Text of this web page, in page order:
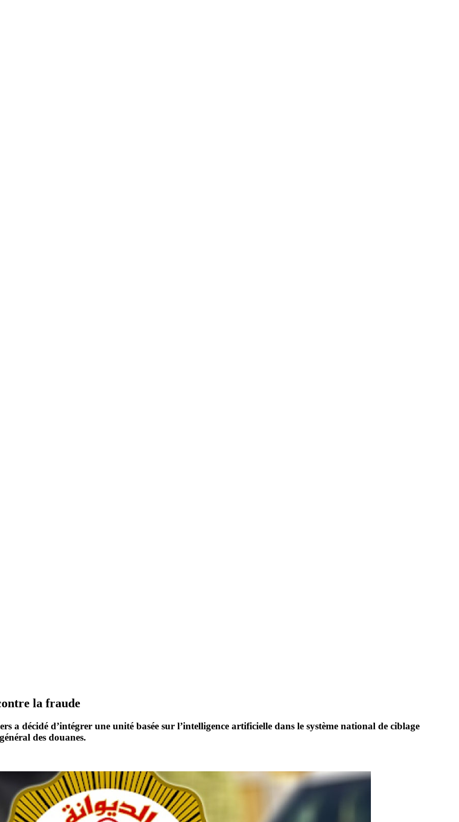
la fraude
a décidé d’intégrer une unité basée sur l’intelligence artificielle dans le système national de ciblage
des douanes.